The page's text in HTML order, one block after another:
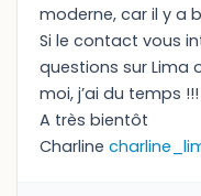
moderne, car il y a
Si le contact vous
questions sur Lima
moi, j’ai du temps !!!
A très bientôt
Charline